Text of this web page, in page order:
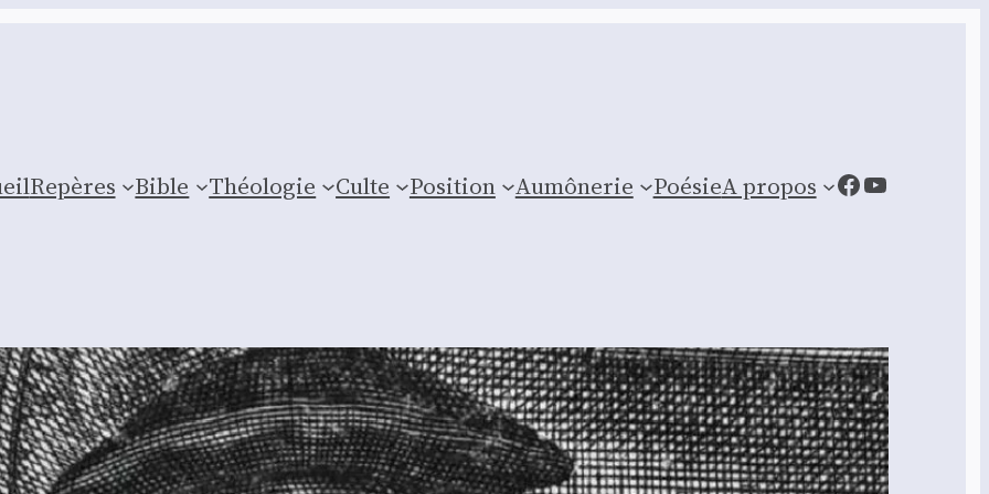
Repères Bible Théologie Culte Posi­tion Aumônerie PoésieA propos Facebook
YouTube